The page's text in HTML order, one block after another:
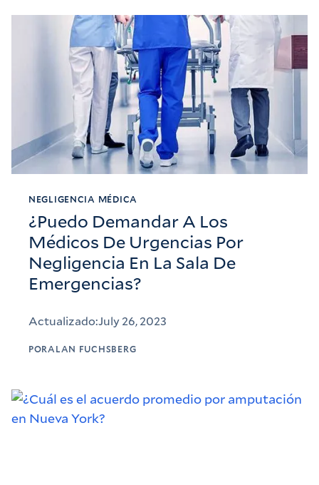
NEGLIGENCIA MÉDICA
¿Puedo Demandar A Los
Médicos De Urgencias Por
Negligencia En La Sala De
Emergencias?
Actualizado:July 26, 2023
PORALAN FUCHSBERG